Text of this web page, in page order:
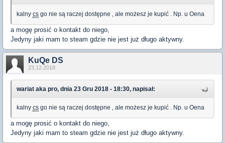
kalny cs go nie są raczej dostępne , ale możesz je kupić . Np. u Oena
a mogę prosić o kontakt do niego,
Jedyny jaki mam to steam gdzie nie jest już długo aktywny.
KuQe DS
23.12.2018
wariat aka pro, dnia 23 Gru 2018 - 18:30, napisał:
kalny cs go nie są raczej dostępne , ale możesz je kupić . Np. u Oena
a mogę prosić o kontakt do niego,
Jedyny jaki mam to steam gdzie nie jest już długo aktywny.